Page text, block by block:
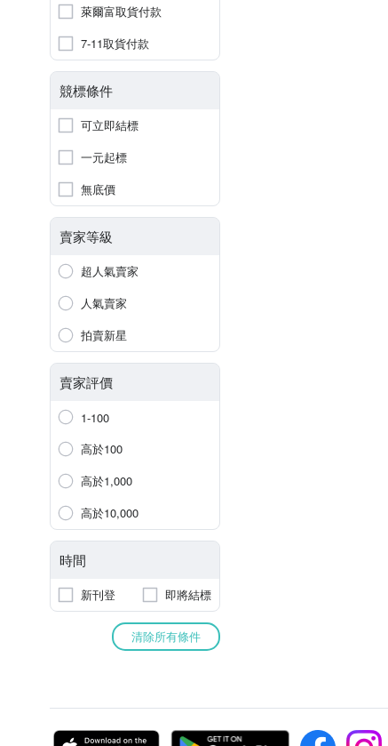
萊爾富取貨付款
7-11取貨付款
競標條件
可立即結標
一元起標
無底價
賣家等級
超人氣賣家
人氣賣家
拍賣新星
賣家評價
1-100
高於100
高於1,000
高於10,000
時間
新刊登 即將結標
清除所有條件